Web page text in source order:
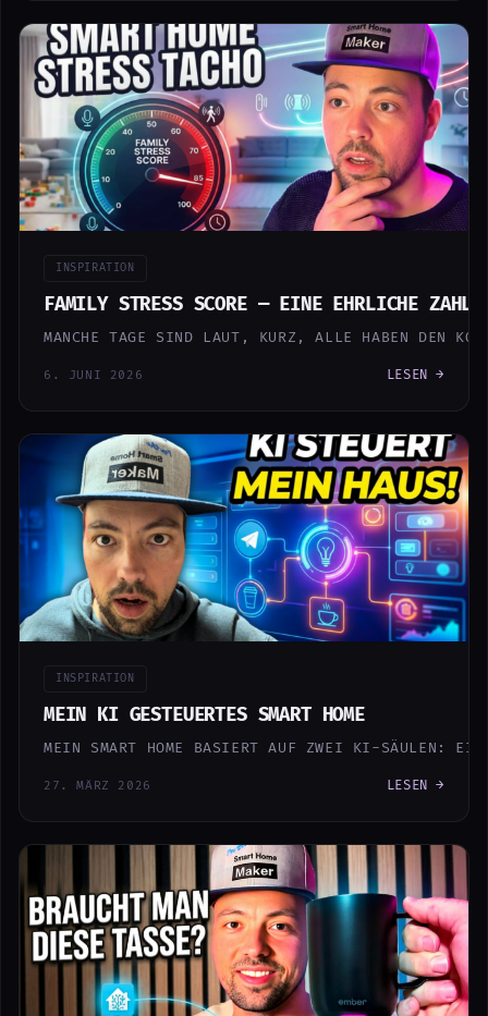
INSPIRATION
FAMILY STRESS SCORE — EINE EHRLICHE ZAHL
MANCHE TAGE SIND LAUT, KURZ, ALLE HABEN DEN
6. JUNI 2026 LESEN →
INSPIRATION
MEIN KI GESTEUERTES SMART HOME
MEIN SMART HOME BASIERT AUF ZWEI KI-SÄULEN:
27. MÄRZ 2026 LESEN →